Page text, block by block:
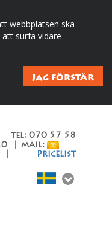
webbplatsen ska
surfa vidare
JAG FÖRSTÅR
tel: 070 57 58
| mail:
Pricelist